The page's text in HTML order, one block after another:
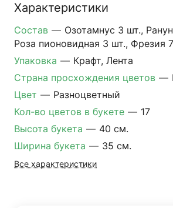
Характеристики
Состав — Озотамнус 3 шт.,
Роза пионовидная 3 шт., Фрезия
Упаковка — Крафт, Лента
Страна просхождения цветов —
Цвет — Разноцветный
Кол-во цветов в букете — 17
Высота букета — 40 см.
Ширина букета — 35 см.
Все характеристики